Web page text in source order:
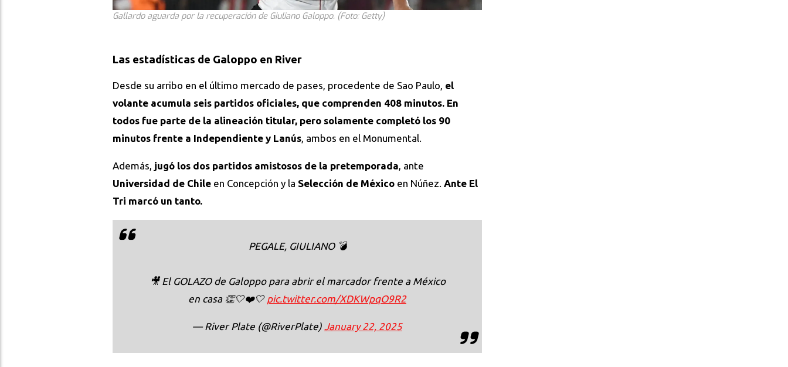
Gallardo aguarda por la recuperación de Giuliano Galoppo. (Foto: Getty)
Las estadísticas de Galoppo en River
Desde su arribo en el último mercado de pases, procedente de Sao Paulo, el
volante acumula seis partidos oficiales, que comprenden 408 minutos. En
todos fue parte de la alineación titular, pero solamente completó los 90
minutos frente a Independiente y Lanús, ambos en el Monumental.
Además, jugó los dos partidos amistosos de la pretemporada, ante
Universidad de Chile en Concepción y la Selección de México en Núñez. Ante El
Tri marcó un tanto.
PEGALE, GIULIANO 💣
🎥 El GOLAZO de Galoppo para abrir el marcador frente a México
en casa 👏🤍❤️🤍 pic.twitter.com/XDKWpqO9R2
— River Plate (@RiverPlate) January 22, 2025